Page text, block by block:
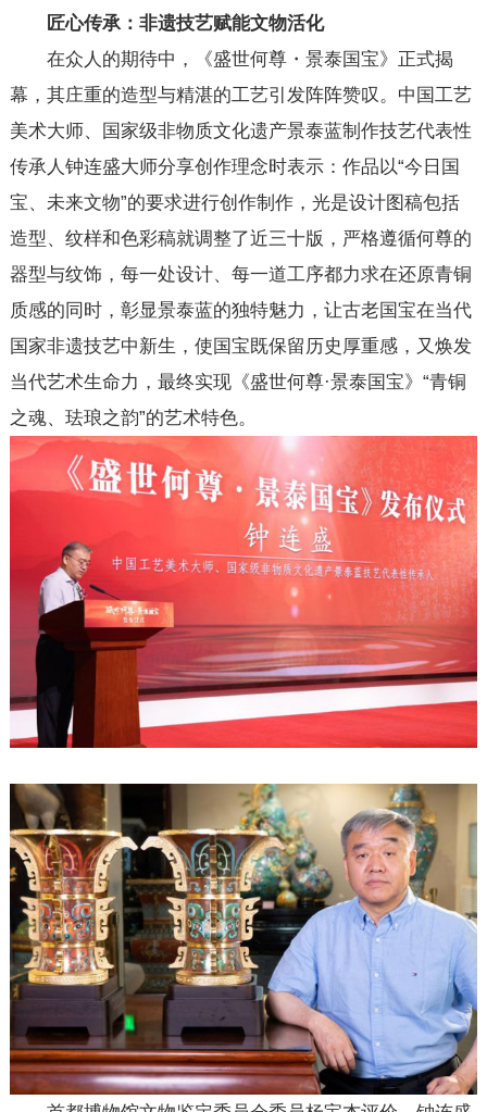
匠心传承：非遗技艺赋能文物活化
在众人的期待中，《盛世何尊・景泰国宝》正式揭
幕，其庄重的造型与精湛的工艺引发阵阵赞叹。中国工艺
美术大师、国家级非物质文化遗产景泰蓝制作技艺代表性
传承人钟连盛大师分享创作理念时表示：作品以“今日国
宝、未来文物”的要求进行创作制作，光是设计图稿包括
造型、纹样和色彩稿就调整了近三十版，严格遵循何尊的
器型与纹饰，每一处设计、每一道工序都力求在还原青铜
质感的同时，彰显景泰蓝的独特魅力，让古老国宝在当代
国家非遗技艺中新生，使国宝既保留历史厚重感，又焕发
当代艺术生命力，最终实现《盛世何尊·景泰国宝》“青铜
之魂、珐琅之韵”的艺术特色。